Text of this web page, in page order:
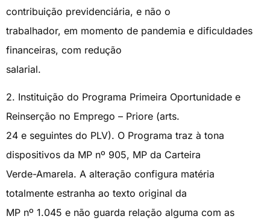
contribuição previdenciária, e não o
trabalhador, em momento de pandemia e dificuldades
financeiras, com redução
salarial.
2. Instituição do Programa Primeira Oportunidade e
Reinserção no Emprego – Priore (arts.
24 e seguintes do PLV). O Programa traz à tona
dispositivos da MP nº 905, MP da Carteira
Verde-Amarela. A alteração configura matéria
totalmente estranha ao texto original da
MP nº 1.045 e não guarda relação alguma com as